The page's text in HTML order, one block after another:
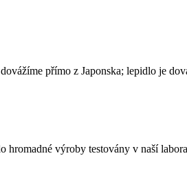
přímo z Japonska; lepidlo je
hromadné výroby testovány v naší